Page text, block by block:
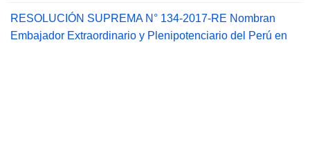
RESOLUCIÓN SUPREMA N° 134-2017-RE Nombran
Embajador Extraordinario y Plenipotenciario del Perú en